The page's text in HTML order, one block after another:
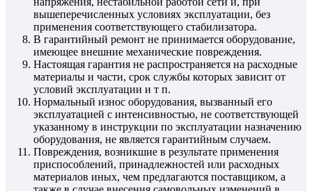
вышеперечисленных условиях эксплуатации, без
применения соответствующего стабилизатора.
В гарантийный ремонт не принимается оборудование,
имеющее внешние механические повреждения.
Настоящая гарантия не распространяется на расходные
материалы и части, срок службы которых зависит от
условий эксплуатации и т п.
Нормальный износ оборудования, вызванный его
эксплуатацией с интенсивностью, не соответствующей
указанному в инструкции по эксплуатации назначению
оборудования, не является гарантийным случаем.
Повреждения, возникшие в результате применения
приспособлений, принадлежностей или расходных
материалов иных, чем предлагаются поставщиком, а